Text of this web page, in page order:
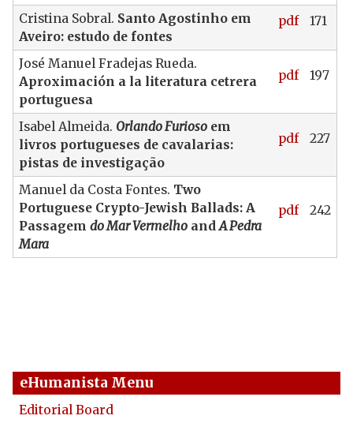
Cristina Sobral. Santo Agostinho em
Aveiro: estudo de fontes
pdf 171
José Manuel Fradejas Rueda.
Aproximación a la literatura cetrera
portuguesa
pdf 197
Isabel Almeida. Orlando Furiosoem
livros portugueses de cavalarias:
pistas de investigação
pdf 227
Manuel da Costa Fontes. Two
Portuguese Crypto-Jewish Ballads: A
Passagem do Mar VermelhoandA Pedra
Mara
pdf 242
eHumanista Menu
Editorial Board